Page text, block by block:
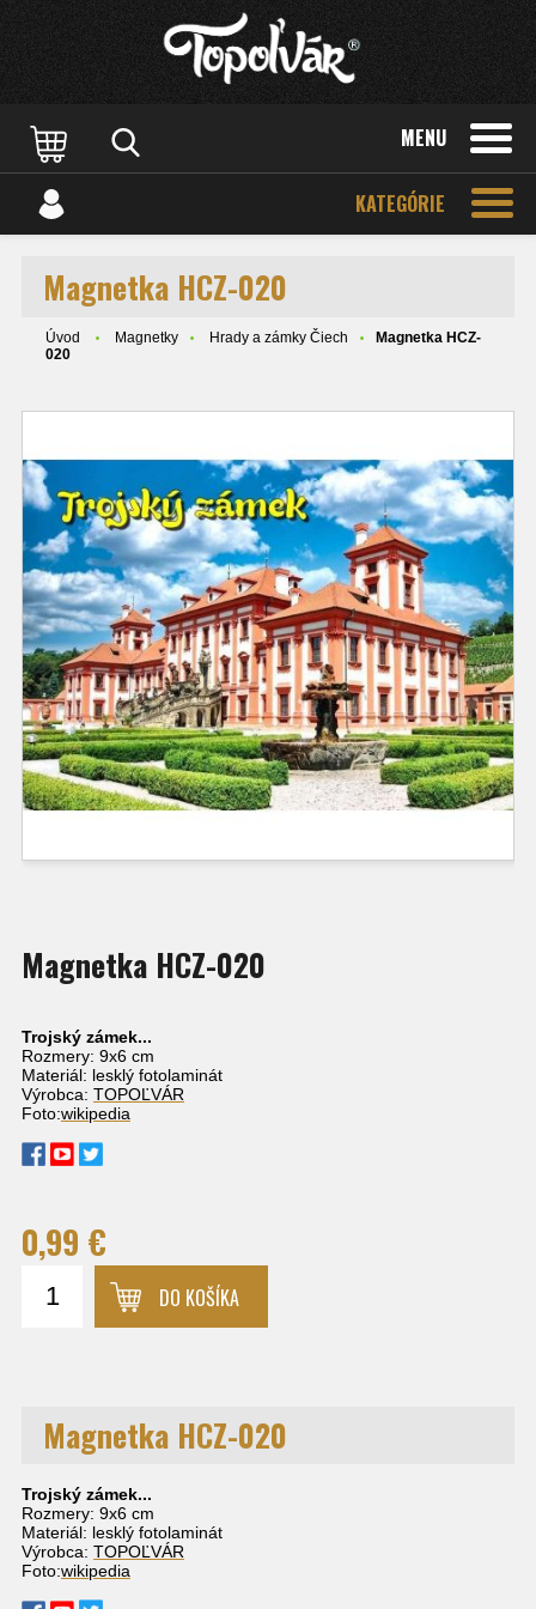
MENU
KATEGÓRIE
Magnetka HCZ-020
Úvod Magnetky Hrady a zámky Čiech
Magnetka HCZ-
020
Magnetka HCZ-020
Trojský zámek...
Rozmery: 9x6 cm
Materiál: lesklý fotolaminát
Výrobca: TOPOĽVÁR
Foto:wikipedia
0,99 €
DO KOŠÍKA
Magnetka HCZ-020
Trojský zámek...
Rozmery: 9x6 cm
Materiál: lesklý fotolaminát
Výrobca: TOPOĽVÁR
Foto:wikipedia